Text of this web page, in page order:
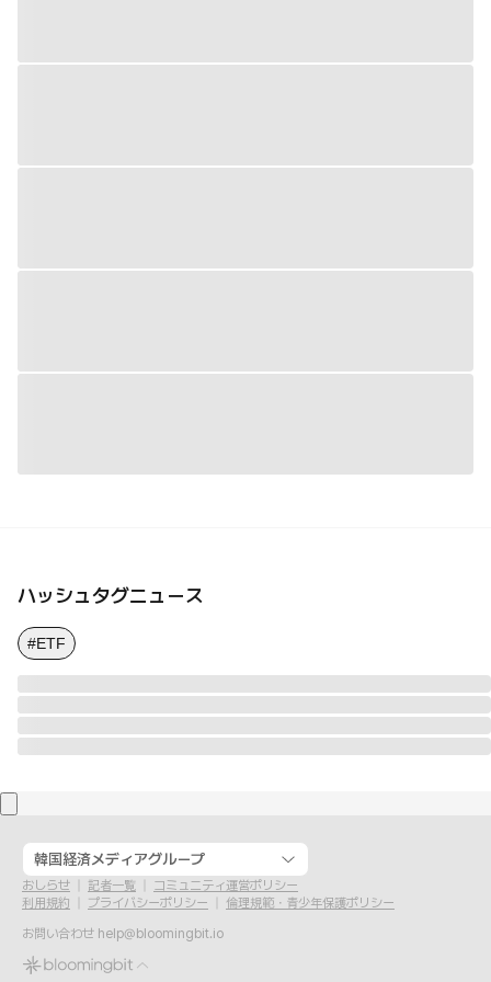
ハッシュタグニュース
#ETF
韓国経済メディアグループ
おしらせ 記者一覧
コミュニティ運営ポリシー
利用規約
プライバシーポリシー
倫理規範・青少年保護ポリシー
お問い合わせ help@bloomingbit.io